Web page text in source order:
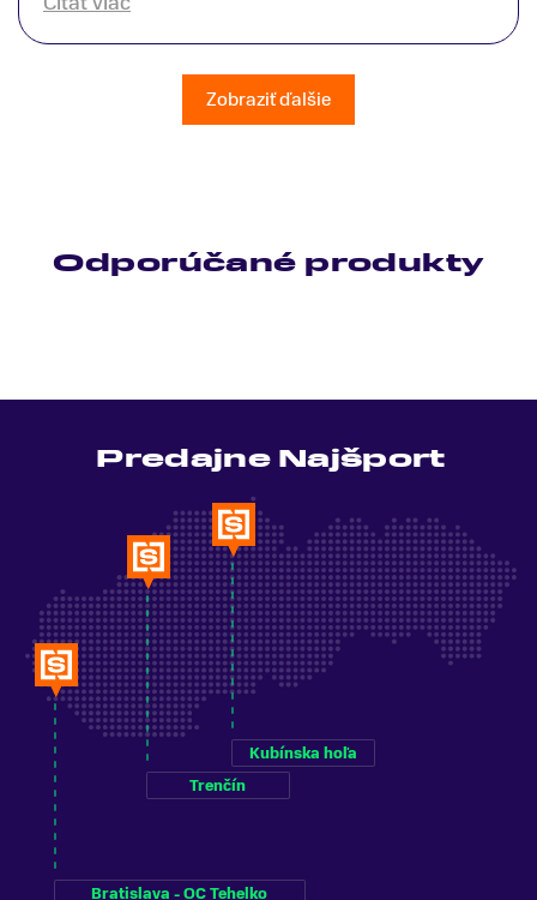
Ešte raz ďakujem.Zobraziť ďalšie
Odporúčané produkty
Predajne Najšport
Bratislava - OC Tehelko
Trenčín
Kubínska hoľa